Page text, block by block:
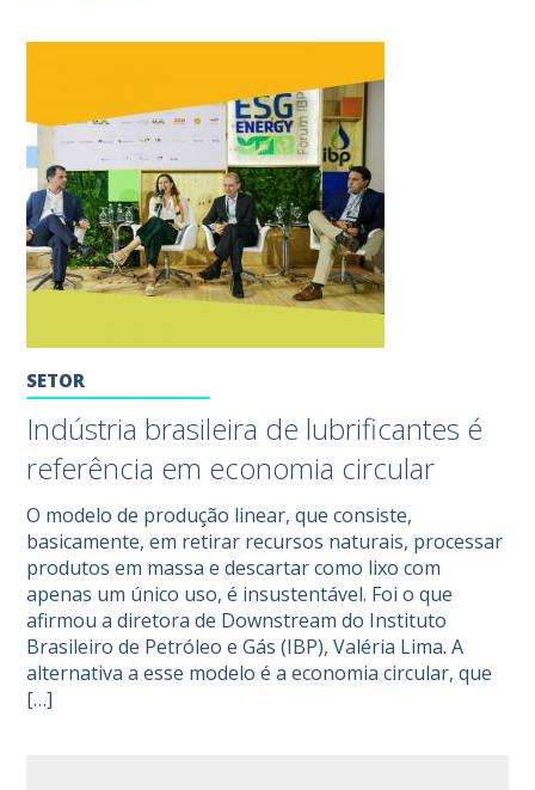
SETOR
Indústria brasileira de lubrificantes é
referência em economia circular
O modelo de produção linear, que consiste,
basicamente, em retirar recursos naturais, processar
produtos em massa e descartar como lixo com
apenas um único uso, é insustentável. Foi o que
afirmou a diretora de Downstream do Instituto
Brasileiro de Petróleo e Gás (IBP), Valéria Lima. A
alternativa a esse modelo é a economia circular, que
[…]